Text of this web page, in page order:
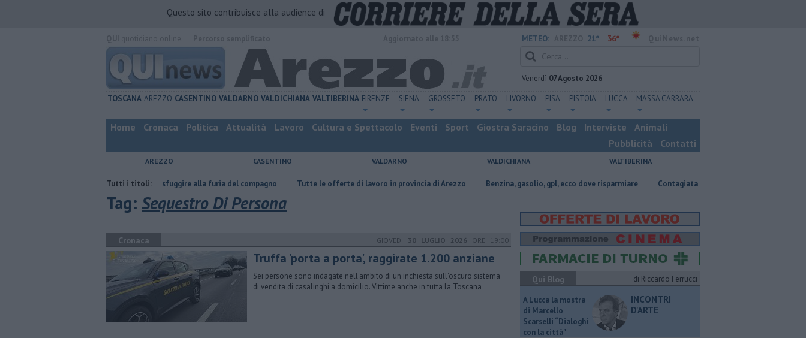
Questo sito contribuisce alla audience di
METEO: 21° 36°
Venerdì 07 Agosto 2026
TOSCANA AREZZO CASENTINO VALDARNO VALDICHIANA VALTIBERINA FIRENZE SIENA GROSSETO PRATO LIVORNO PISA PISTOIA LUCCA MASSA CARRARA
Home Cronaca Politica Attualità Lavoro Cultura e Spettacolo Eventi Sport Giostra Saracino Blog Interviste
Animali
Pubblicità
Contatti
AREZZO CASENTINO VALDARNO VALDICHIANA VALTIBERINA
Tutti i titoli:
Nascosta in un bar per sfuggire alla furia del compagno ​Tutte le offerte di lavoro in provincia di Arezzo ​Benzina, gasolio, gpl, ecco dove risparmiare Contagiata da legionella, non ce l'ha fatta
Tag: Sequestro Di Persona
Cronaca GIOVEDÌ 30 LUGLIO 2026 ORE 19:00
Truffa 'porta a porta', raggirate 1.200 anziane
Sei persone sono indagate nell'ambito di un'inchiesta sull'oscuro sistema
di vendita di casalinghi a domicilio. Vittime anche in tutta la Toscana
Qui Blog di Riccardo Ferrucci
A Lucca la mostra
di Marcello
Scarselli “Dialoghi
con la città"
INCONTRI
D'ARTE